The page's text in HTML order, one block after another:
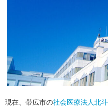
現在、帯広市の社会医療法人北